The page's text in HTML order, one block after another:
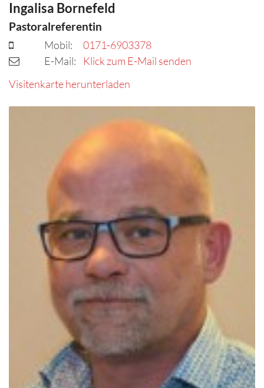
Ingalisa Bornefeld
Pastoralreferentin
Mobil:
0171-6903378
E-Mail:
Klick zum E-Mail senden
Visitenkarte herunterladen